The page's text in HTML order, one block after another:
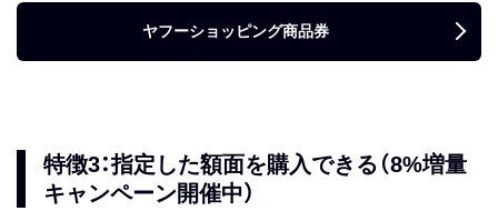
ヤフーショッピング商品券
特徴3：指定した額面を購入できる（8%増量
キャンペーン開催中）